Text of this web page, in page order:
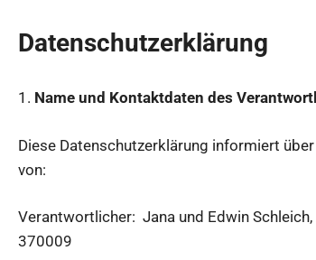
Datenschutzerklärung
1. Name und Kontaktdaten des
Diese Datenschutzerklärung informiert
von:
Verantwortlicher: Jana und Edwin
370009